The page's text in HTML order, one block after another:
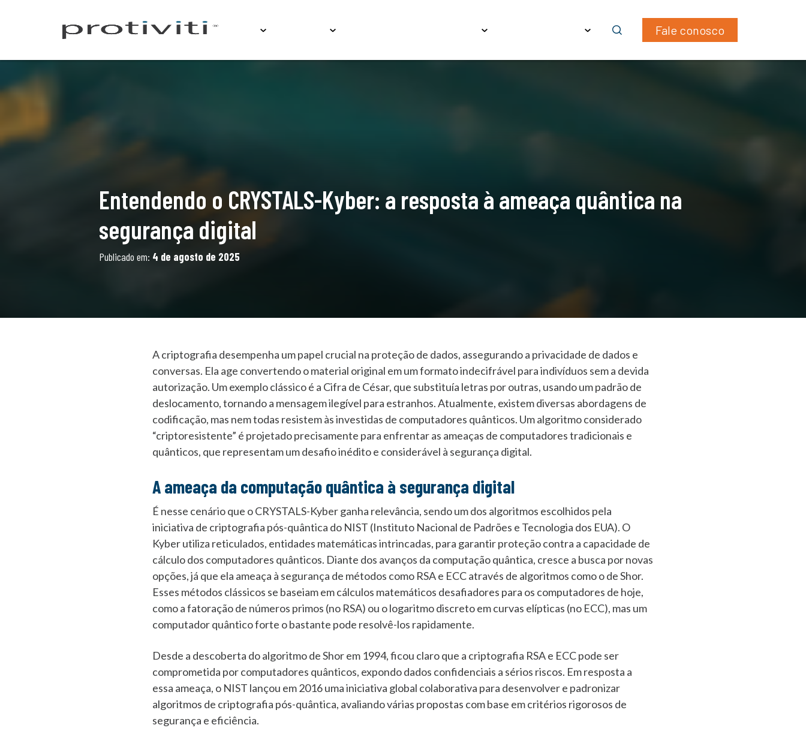
Fale conosco
Entendendo o CRYSTALS-Kyber: a resposta à ameaça quântica na
segurança digital
Publicado em: 4 de agosto de 2025
A criptografia desempenha um papel crucial na proteção de dados, assegurando a privacidade de dados e
conversas. Ela age convertendo o material original em um formato indecifrável para indivíduos sem a devida
autorização. Um exemplo clássico é a Cifra de César, que substituía letras por outras, usando um padrão de
deslocamento, tornando a mensagem ilegível para estranhos. Atualmente, existem diversas abordagens de
codificação, mas nem todas resistem às investidas de computadores quânticos. Um algoritmo considerado
“criptoresistente” é projetado precisamente para enfrentar as ameaças de computadores tradicionais e
quânticos, que representam um desafio inédito e considerável à segurança digital.
A ameaça da computação quântica à segurança digital
É nesse cenário que o CRYSTALS-Kyber ganha relevância, sendo um dos algoritmos escolhidos pela
iniciativa de criptografia pós-quântica do NIST (Instituto Nacional de Padrões e Tecnologia dos EUA). O
Kyber utiliza reticulados, entidades matemáticas intrincadas, para garantir proteção contra a capacidade de
cálculo dos computadores quânticos. Diante dos avanços da computação quântica, cresce a busca por novas
opções, já que ela ameaça à segurança de métodos como RSA e ECC através de algoritmos como o de Shor.
Esses métodos clássicos se baseiam em cálculos matemáticos desafiadores para os computadores de hoje,
como a fatoração de números primos (no RSA) ou o logaritmo discreto em curvas elípticas (no ECC), mas um
computador quântico forte o bastante pode resolvê-los rapidamente.
Desde a descoberta do algoritmo de Shor em 1994, ficou claro que a criptografia RSA e ECC pode ser
comprometida por computadores quânticos, expondo dados confidenciais a sérios riscos. Em resposta a
essa ameaça, o NIST lançou em 2016 uma iniciativa global colaborativa para desenvolver e padronizar
algoritmos de criptografia pós-quântica, avaliando várias propostas com base em critérios rigorosos de
segurança e eficiência.